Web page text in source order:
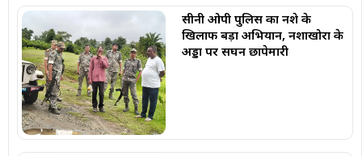
सीनी ओपी पुलिस का नशे के
खिलाफ बड़ा अभियान, नशाखोरों के
अड्डों पर सघन छापेमारी